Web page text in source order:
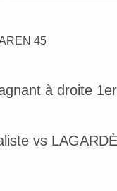
45
à droite
vs